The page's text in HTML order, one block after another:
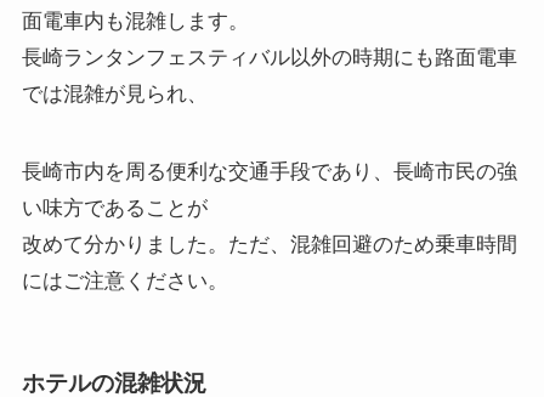
面電車内も混雑します。
長崎ランタンフェスティバル以外の時期にも路面電車
では混雑が見られ、
長崎市内を周る便利な交通手段であり、長崎市民の強
い味方であることが
改めて分かりました。ただ、混雑回避のため乗車時間
にはご注意ください。
ホテルの混雑状況